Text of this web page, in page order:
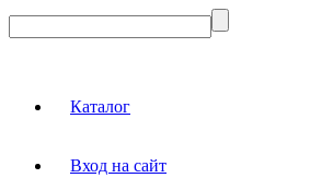
Каталог
Вход на сайт